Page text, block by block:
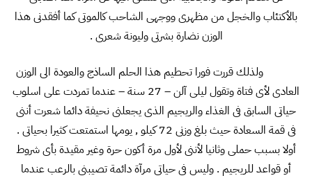
بالأكتئاب والخجل من مظهرى ووجهى الشاحب كالموتى كما أفقدنى هذا
الوزن نضارة بشرتى وليونة شعرى .
ولذلك قررت فورا تحطيم هذا الحلم الساذج والعودة الى الوزن
العادى لأى فتاة وتقول ليلى آلن – 27 سنة – عندما تمردت على اسلوب
حياتى السابق فى الغذاء والريجيم الذى يجعلنى نحيفة دائما شعرت أننى
فى قمة السعادة حيث بلغ وزنى 72 كيلو , يومها استمتعت كثيرا بحياتى .
أولا بسبب حملى وثانيا لأننى لأول مرة أكون حرة وغير مقيدة بأى شروط
أو قواعد للريجيم . وليس فى حياتى مرآة دائمة تصيبنى بالرعب عندما